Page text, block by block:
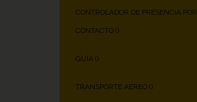
CONTROLADOR DE PRESENCIA POR
CONTACTO ()
GUÍA ()
TRANSPORTE AÉREO ()